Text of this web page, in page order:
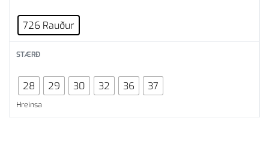
726 Rauður
STÆRÐ
28 29 30 32 36 37
Hreinsa